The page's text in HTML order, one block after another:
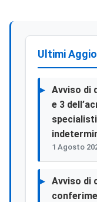
Ultimi
Avviso di
e 3
1 Agosto
Avviso di